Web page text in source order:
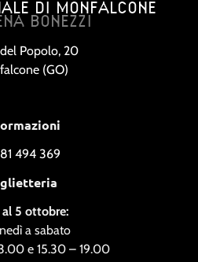
DI MONFALCONE
BONEZZI
Popolo, 20
(GO)
494 369
al 5 ottobre:
a sabato
e 15.30 – 19.00